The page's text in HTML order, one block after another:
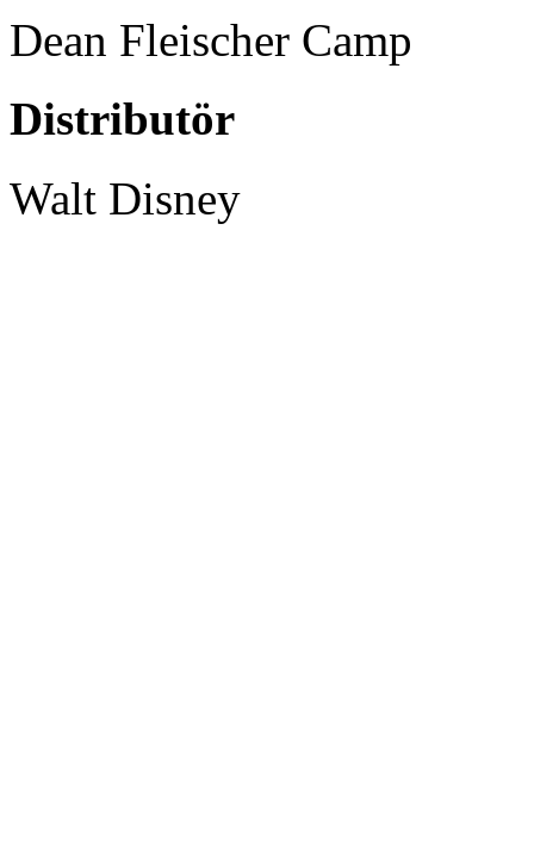
Dean Fleischer Camp
Distributör
Walt Disney